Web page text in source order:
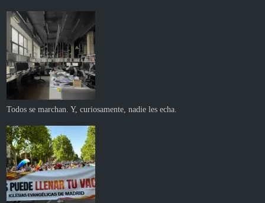
Todos se marchan. Y, curiosamente, nadie les echa.